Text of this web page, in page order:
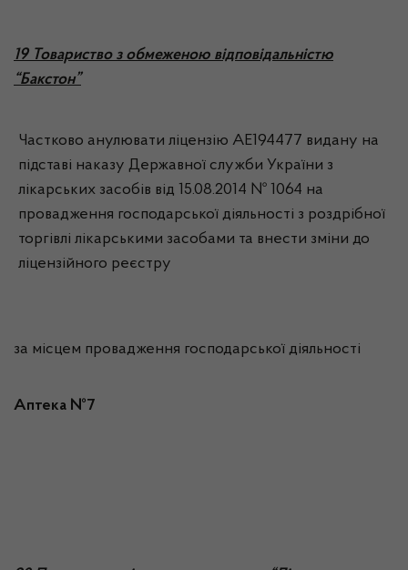
19 Товариство з обмеженою відповідальністю
“Бакстон”
Частково анулювати ліцензію АЕ194477 видану на
підставі наказу Державної служби України з
лікарських засобів від 15.08.2014 № 1064 на
провадження господарської діяльності з роздрібної
торгівлі лікарськими засобами та внести зміни до
ліцензійного реєстру
за місцем провадження господарської діяльності
Аптека №7